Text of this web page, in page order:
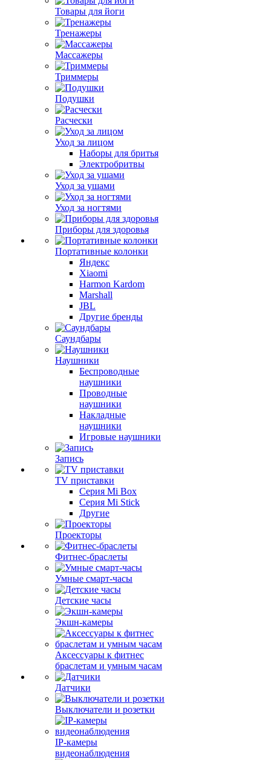
Товары для йоги
Тренажеры
Массажеры
Триммеры
Подушки
Расчески
Уход за лицом
Наборы для бритья
Электробритвы
Уход за ушами
Уход за ногтями
Приборы для здоровья
Портативные колонки
Яндекс
Xiaomi
Harmon Kardom
Marshall
JBL
Другие бренды
Саундбары
Наушники
Беспроводные
наушники
Проводные
наушники
Накладные
наушники
Игровые наушники
Запись
TV приставки
Серия Mi Box
Серия Mi Stick
Другие
Проекторы
Фитнес-браслеты
Умные смарт-часы
Детские часы
Экшн-камеры
Аксессуары к фитнес
браслетам и умным часам
Датчики
Выключатели и розетки
IP-камеры
видеонаблюдения